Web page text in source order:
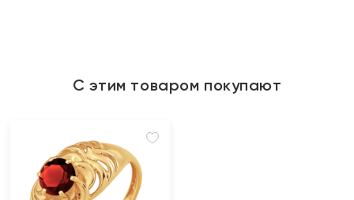
С этим товаром покупают